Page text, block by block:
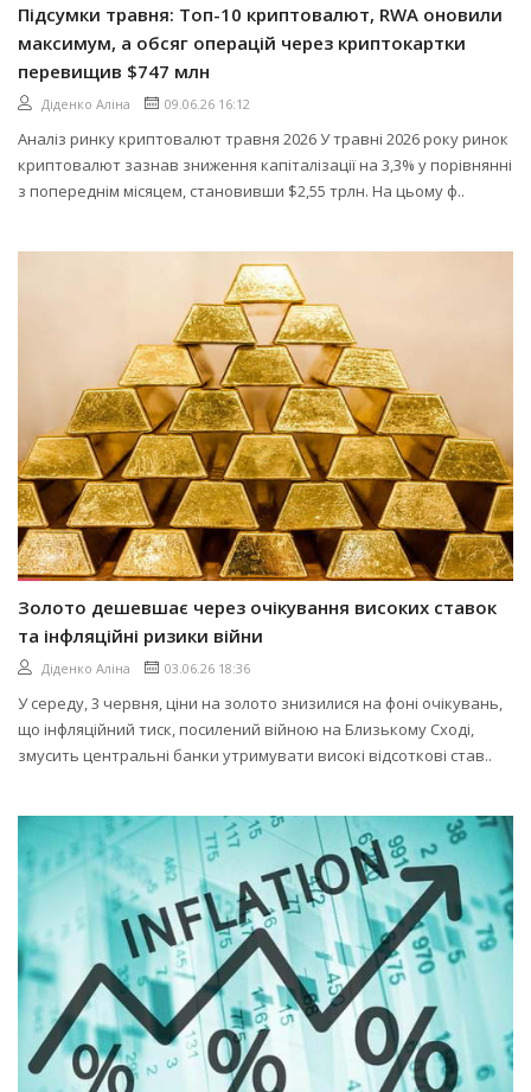
Підсумки травня: Топ-10 криптовалют, RWA оновили
максимум, а обсяг операцій через криптокартки
перевищив $747 млн
Діденко Аліна 09.06.26 16:12
Аналіз ринку криптовалют травня 2026 У травні 2026 року ринок
криптовалют зазнав зниження капіталізації на 3,3% у порівнянні
з попереднім місяцем, становивши $2,55 трлн. На цьому ф..
Золото дешевшає через очікування високих ставок
та інфляційні ризики війни
Діденко Аліна 03.06.26 18:36
У середу, 3 червня, ціни на золото знизилися на фоні очікувань,
що інфляційний тиск, посилений війною на Близькому Сході,
змусить центральні банки утримувати високі відсоткові став..